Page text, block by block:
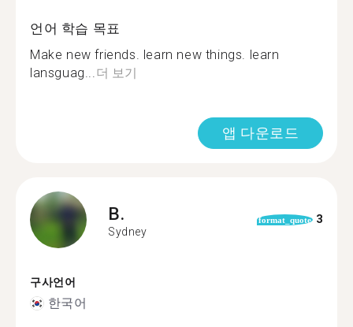
언어 학습 목표
Make new friends. learn new things. learn
lansguag... 더 보기
앱 다운로드
B.
Sydney
format_quote 3
구사언어
한국어